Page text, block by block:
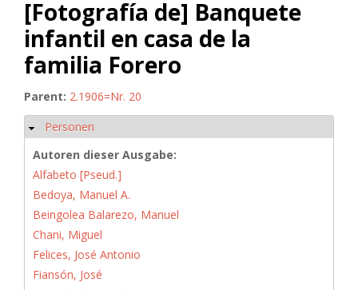
[Fotografía de] Banquete
infantil en casa de la
familia Forero
Parent: 2.1906=Nr. 20
Hide
Personen
Autoren dieser Ausgabe:
Alfabeto [Pseud.]
Bedoya, Manuel A.
Beingolea Balarezo, Manuel
Chani, Miguel
Felices, José Antonio
Fiansón, José